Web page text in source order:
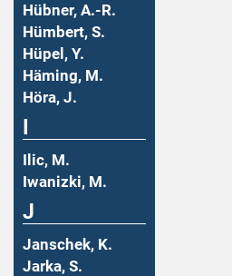
Hübner, A.-R.
Hümbert, S.
Hüpel, Y.
Häming, M.
Höra, J.
Ilic, M.
Iwanizki, M.
J
Janschek, K.
Jarka, S.